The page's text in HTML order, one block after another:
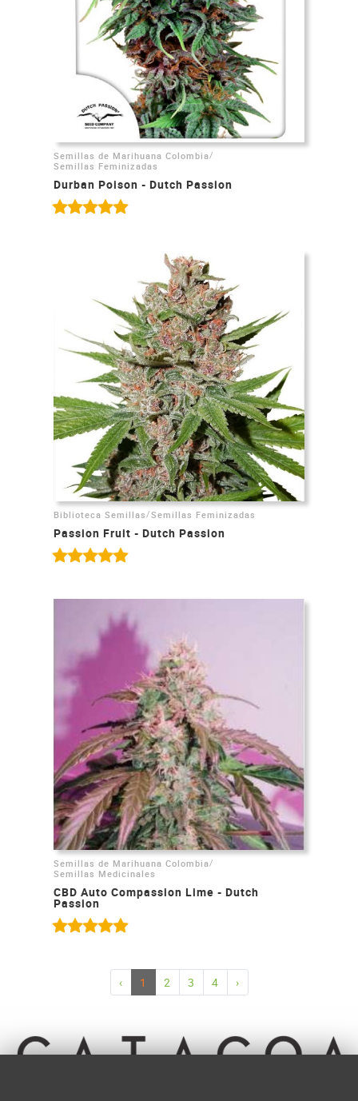
Semillas de Marihuana Colombia /
Semillas Feminizadas
Durban Poison - Dutch Passion
Biblioteca Semillas /Semillas Feminizadas
Passion Fruit - Dutch Passion
Semillas de Marihuana Colombia/
Semillas Medicinales
CBD Auto Compassion Lime - Dutch
Passion
‹ 1 2 3 4 ›